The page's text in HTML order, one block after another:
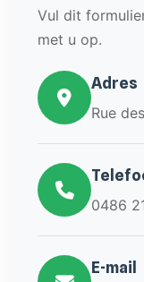
Vul dit
met u op.
Adres
Rue
0486
E-mail